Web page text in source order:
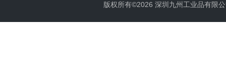
版权所有©2026 深圳九州工业品有限